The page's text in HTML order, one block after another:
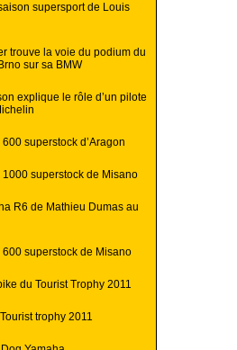
supersport de Louis
trouve la voie du podium du
sur sa BMW
explique le rôle d’un pilote
superstock d’Aragon
superstock de Misano
R6 de Mathieu Dumas au
superstock de Misano
du Tourist Trophy 2011
trophy 2011